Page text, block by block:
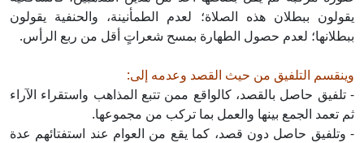
يقولون ببطلان هذه الصلاة؛ لعدم الطمأنينة، والحنفية يقولون
ببطلانها؛ لعدم حصول الطهارة بمسح شعراتٍ أقل من ربع الرأس.
وينقسم التلفيق من حيث القصد وعدمه إلى:
- تلفيق حاصل بالقصد، كالواقع ممن تتبع المذاهب واستقراء الآراء
ثم تعمد الجمع بينها والعمل بما تركب من مجموعها.
- وتلفيق حاصل دون قصد، كما يقع من العوام عند استفتائهم عدة